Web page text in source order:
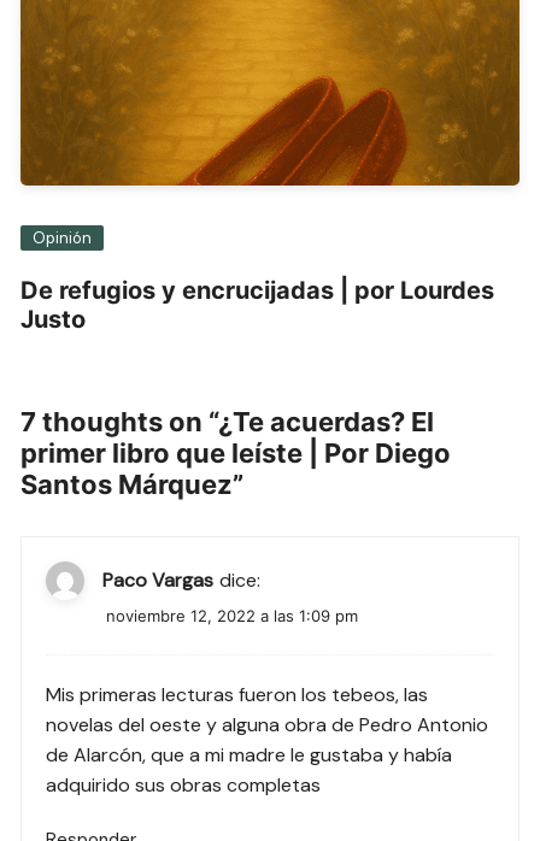
Opinión
De refugios y encrucijadas | por Lourdes
Justo
7 thoughts on “¿Te acuerdas? El
primer libro que leíste | Por Diego
Santos Márquez”
Paco Vargas dice:
noviembre 12, 2022 a las 1:09 pm
Mis primeras lecturas fueron los tebeos, las
novelas del oeste y alguna obra de Pedro Antonio
de Alarcón, que a mi madre le gustaba y había
adquirido sus obras completas